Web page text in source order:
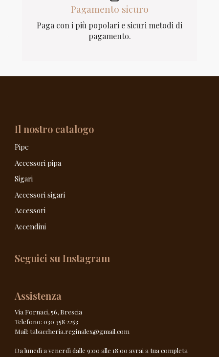
Pagamento sicuro
Paga con i più popolari e sicuri metodi di
pagamento.
Il nostro catalogo
Pipe
Accessori pipa
Sigari
Accessori sigari
Accessori
Accendini
Seguici su Instagram
Assistenza
Via Fornaci, 56, Brescia
Telefono: 030 358 2253
Mail: tabaccheria.reginalex@gmail.com
Da lunedì a venerdì dalle 9:00 alle 18:00 avrai a tua completa